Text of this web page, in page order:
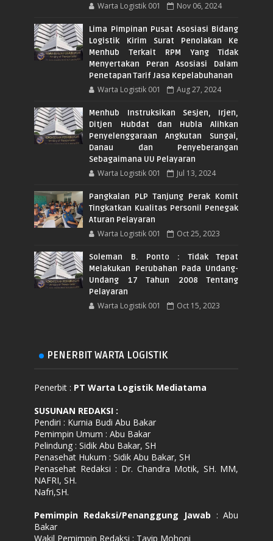
Warta Logistik 001 Nov 06, 2024
Lima Pimpinan Pusat Asosiasi Bidang
Logistik Kirim Surat Penolakan Ke
Menhub Terkait RPM Yang Tidak
Menyertakan Peran Asosiasi Dalam
Penetapan Tarif Jasa Kepelabuhanan
Warta Logistik 001 Aug 27, 2024
Menhub Instruksikan Sesjen, Irjen,
Ditjen Hubdat dan Hubla Alihkan
Penyelenggaraan Angkutan Sungai,
Danau dan Penyeberangan
Sebagaimana UU Pelayaran
Warta Logistik 001 Jul 13, 2024
Pangkalan PLP Tanjung Perak Komit
Tingkatkan Kualitas Personil Penegak
Aturan Pelayaran
Warta Logistik 001 Oct 25, 2023
Soleman B. Ponto : Tidak Tepat
Melakukan Perubahan Pada Undang-
Undang 17 Tahun 2008 Tentang
Pelayaran
Warta Logistik 001 Oct 15, 2023
PENERBIT WARTA LOGISTIK
Penerbit : PT Warta Logistik Mediatama
SUSUNAN REDAKSI :
Pendiri : Kurnia Budi Abu Bakar
Pemimpin Umum : Abu Bakar
Pelindung : Sidik Abu Bakar, SH
Penasehat Hukum : Sidik Abu Bakar, SH
Penasehat Redaksi : Dr. Chandra Motik, SH. MM,
NAFRI, SH.
Nafri,SH.
Pemimpin Redaksi/Penanggung Jawab : Abu
Bakar
Wakil Pemimpin Redaksi : Tavip Mohoni